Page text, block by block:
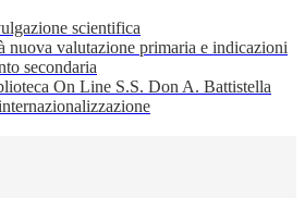
scientifica
nuova valutazione primaria e indicazioni
secondaria
On Line S.S. Don A. Battistella